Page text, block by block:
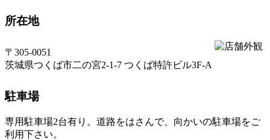
所在地
〒305-0051
茨城県つくば市二の宮2-1-7 つくば特許ビル3F-A
駐車場
専用駐車場2台有り。道路をはさんで、向かいの駐車場をご
利用下さい。